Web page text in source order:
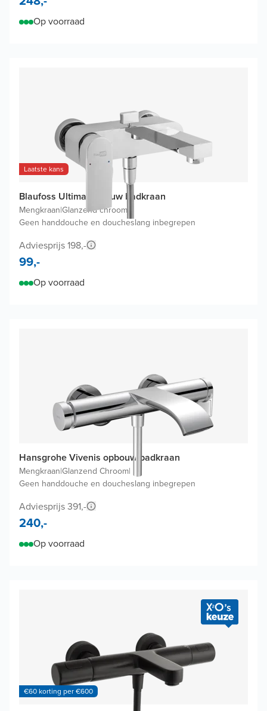
Op voorraad
Laatste kans
Blaufoss Ultima opbouw badkraan
Mengkraan|Glanzend chroom
Geen handdouche en doucheslang inbegrepen
Adviesprijs 198,-
99,-
Op voorraad
Hansgrohe Vivenis opbouw badkraan
Mengkraan|Glanzend Chroom|
Geen handdouche en doucheslang inbegrepen
Adviesprijs 391,-
240,-
Op voorraad
€60 korting per €600